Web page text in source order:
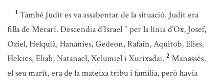
1 També Judit es va assabentar de la situació. Judit era
filla de Merarí. Descendia d’Israel * per la línia d’Ox, Josef,
Oziel, Helquià, Hananies, Gedeon, Rafaín, Aquitob, Elies,
Helcies, Eliab, Natanael, Xelumiel i Xurixadai. 2 Manassès,
el seu marit, era de la mateixa tribu i família, però havia